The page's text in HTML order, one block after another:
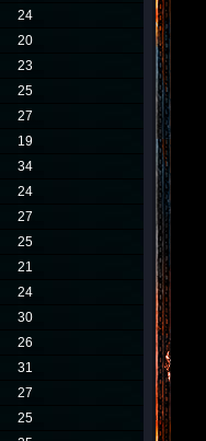
24
20
23
25
27
19
34
24
27
25
21
24
30
26
31
27
25